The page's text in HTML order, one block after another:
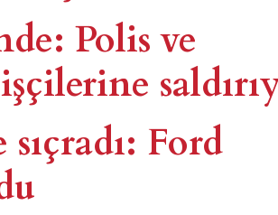
Polis ve
Ford